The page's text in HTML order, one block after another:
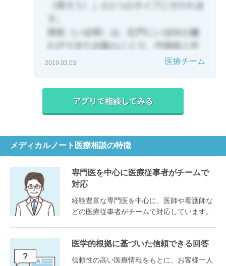
2019.03.03 医療チーム
メディカルノート医療相談の特徴
専門医を中心に医療従事者がチームで
対応
経験豊富な専門医を中心に、医師や看護師な
どの医療従事者がチームで対応しています。
医学的根拠に基づいた信頼できる回答
信頼性の高い医療情報をもとに、お客様一人